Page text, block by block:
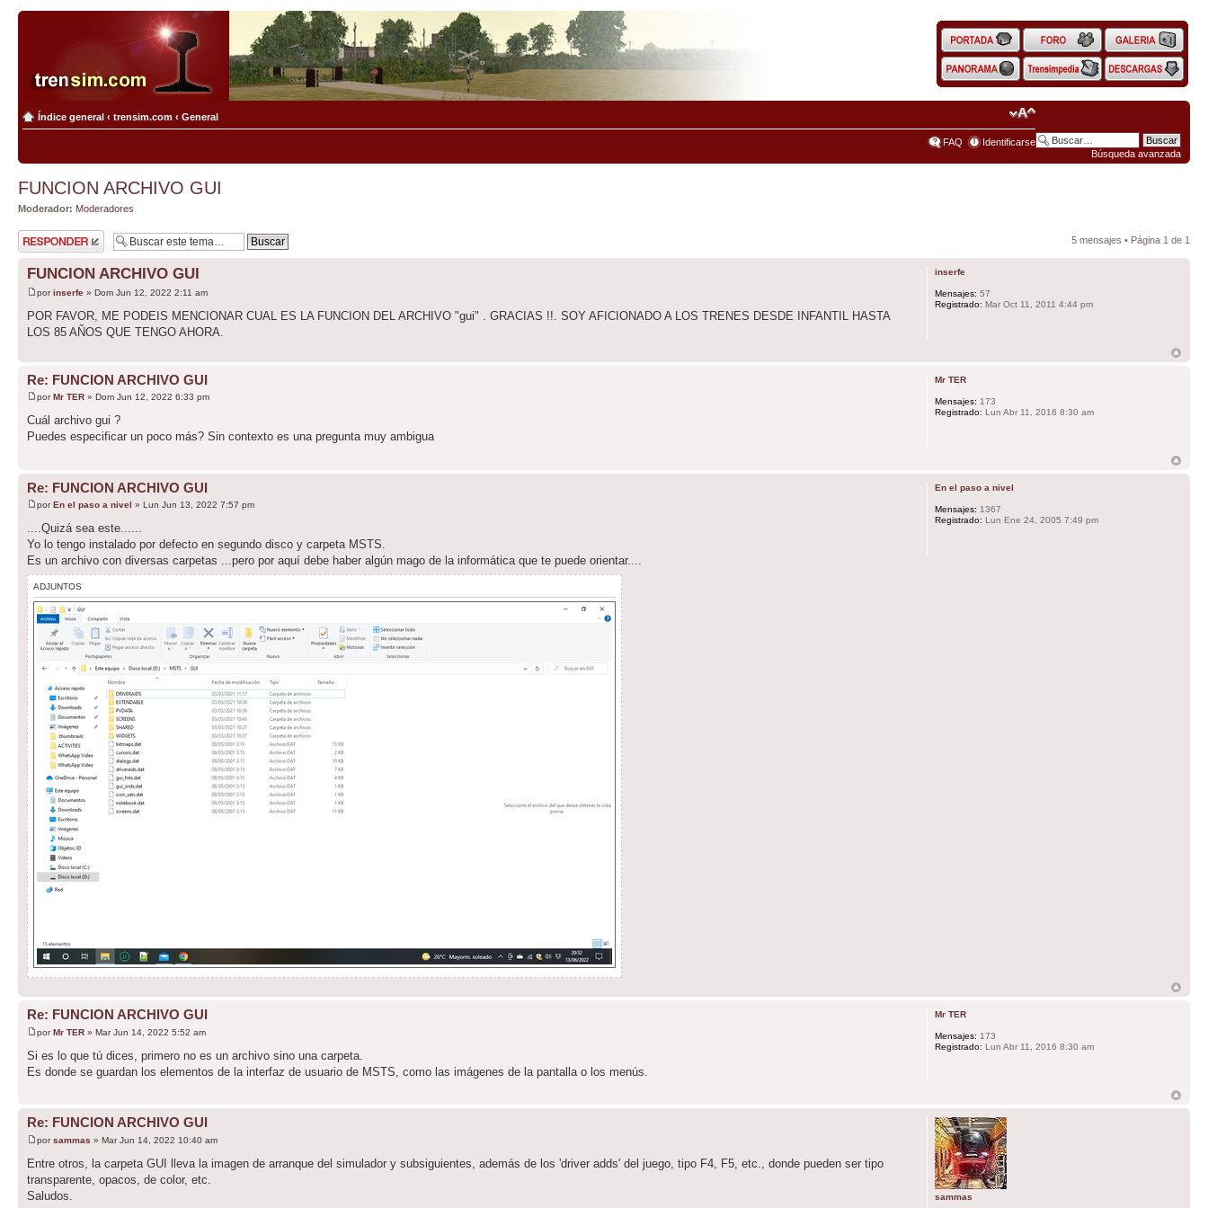
Búsqueda avanzada
Índice general ‹ trensim.com ‹ General
FAQ Identificarse
FUNCION ARCHIVO GUI
Moderador: Moderadores
Publicar una
respuesta
5 mensajes • Página 1 de 1
FUNCION ARCHIVO GUI
porinserfe » Dom Jun 12, 2022 2:11 am
POR FAVOR, ME PODEIS MENCIONAR CUAL ES LA FUNCION DEL ARCHIVO "gui" . GRACIAS !!. SOY AFICIONADO A LOS TRENES DESDE INFANTIL HASTA
LOS 85 AÑOS QUE TENGO AHORA.
inserfe
Mensajes: 57
Registrado: Mar Oct 11, 2011 4:44 pm
Re: FUNCION ARCHIVO GUI
porMr TER » Dom Jun 12, 2022 6:33 pm
Cuál archivo gui ?
Puedes especificar un poco más? Sin contexto es una pregunta muy ambigua
Mr TER
Mensajes: 173
Registrado: Lun Abr 11, 2016 8:30 am
Re: FUNCION ARCHIVO GUI
porEn el paso a nivel » Lun Jun 13, 2022 7:57 pm
....Quizá sea este......
Yo lo tengo instalado por defecto en segundo disco y carpeta MSTS.
Es un archivo con diversas carpetas ...pero por aquí debe haber algún mago de la informática que te puede orientar....
ADJUNTOS
En el paso a nivel
Mensajes: 1367
Registrado: Lun Ene 24, 2005 7:49 pm
Re: FUNCION ARCHIVO GUI
porMr TER » Mar Jun 14, 2022 5:52 am
Si es lo que tú dices, primero no es un archivo sino una carpeta.
Es donde se guardan los elementos de la interfaz de usuario de MSTS, como las imágenes de la pantalla o los menús.
Mr TER
Mensajes: 173
Registrado: Lun Abr 11, 2016 8:30 am
Re: FUNCION ARCHIVO GUI
porsammas » Mar Jun 14, 2022 10:40 am
Entre otros, la carpeta GUI lleva la imagen de arranque del simulador y subsiguientes, además de los 'driver adds' del juego, tipo F4, F5, etc., donde pueden ser tipo
transparente, opacos, de color, etc.
Saludos.
sammas